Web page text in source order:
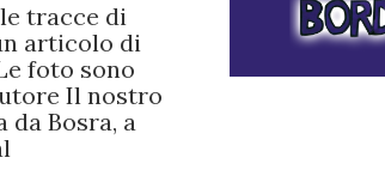
tracce di
articolo di
foto sono
Il nostro
da Bosra, a